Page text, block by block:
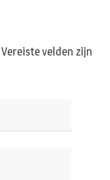
Vereiste velden zijn